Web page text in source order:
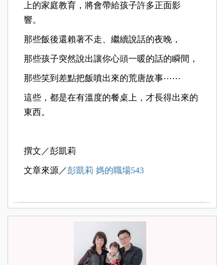
上的家庭教育，將會帶給孩子許多正面影
響。
那些飯後還賴著不走、繼續說話的夜晚，
那些孩子突然說出讓你心頭一暖的話的瞬間，
那些笑到差點把飯噴出來的荒唐故事⋯⋯
這些，都是在有溫度的餐桌上，才長得出來的
東西。
撰文／彭凱莉
文章來源／彭凱莉 媽的職場543